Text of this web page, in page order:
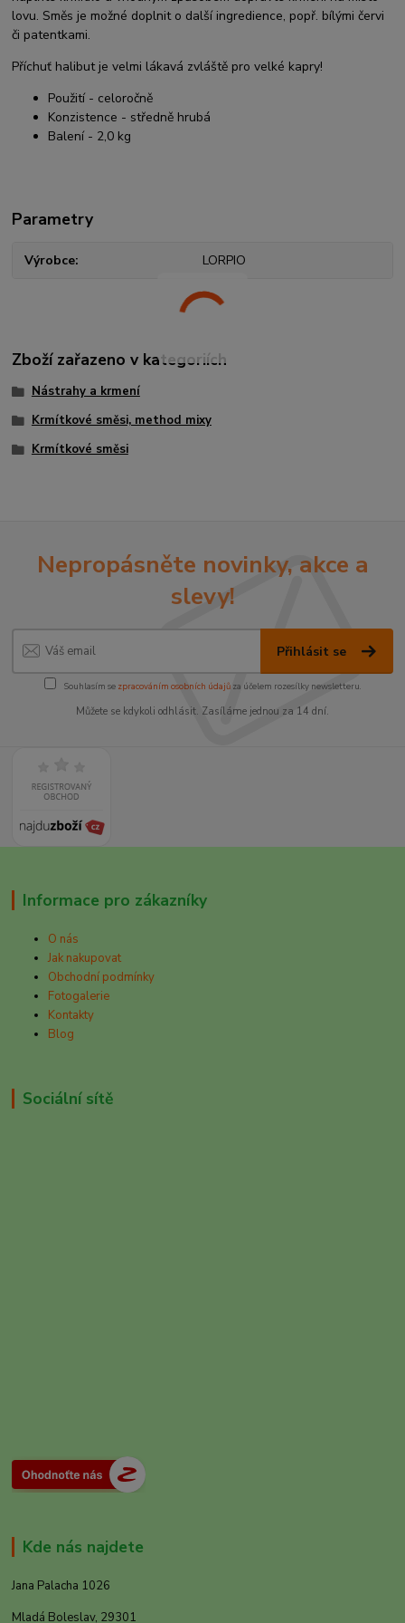
lovu. Směs je možné doplnit o další ingredience, popř. bílými červi
či patentkami.
Příchuť halibut je velmi lákavá zvláště pro velké kapry!
Použití - celoročně
Konzistence - středně hrubá
Balení - 2,0 kg
Parametry
Výrobce LORPIO
Zboží zařazeno v kategoriích
Nástrahy a krmení
Krmítkové směsi, method mixy
Krmítkové směsi
Nepropásněte novinky, akce a
slevy!
Přihlásit se
Souhlasím se zpracováním osobních údajůza účelem rozesílky newsletteru.
Můžete se kdykoli odhlásit. Zasíláme jednou za 14 dní.
Informace pro zákazníky
O nás
Jak nakupovat
Obchodní podmínky
Fotogalerie
Kontakty
Blog
Sociální sítě
Kde nás najdete
Jana Palacha 1026
Mladá Boleslav, 29301